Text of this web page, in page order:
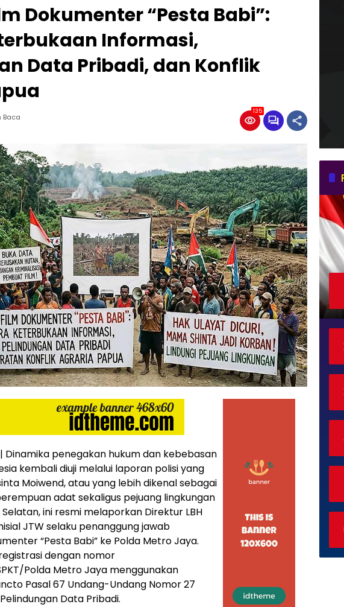
Dokumenter “Pesta Babi”:
Informasi,
Data Pribadi, dan Konflik
Baca
135
Dinamika penegakan hukum dan kebebasan
kembali diuji melalui laporan polisi yang
Moiwend, atau yang lebih dikenal sebagai
adat sekaligus pejuang lingkungan
ini resmi melaporkan Direktur LBH
JTW selaku penanggung jawab
“Pesta Babi” ke Polda Metro Jaya.
dengan nomor
Polda Metro Jaya menggunakan
Pasal 67 Undang-Undang Nomor 27
Data Pribadi.